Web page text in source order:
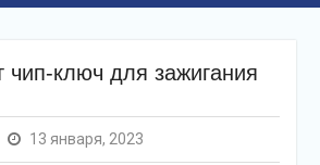
чип-ключ для зажигания
13 января, 2023